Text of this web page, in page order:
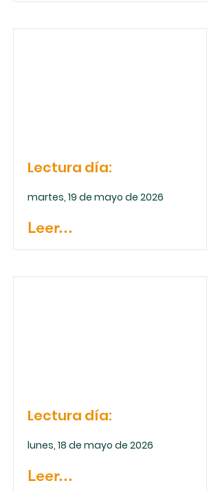
Lectura día:
martes, 19 de mayo de 2026
Leer...
Lectura día:
lunes, 18 de mayo de 2026
Leer...